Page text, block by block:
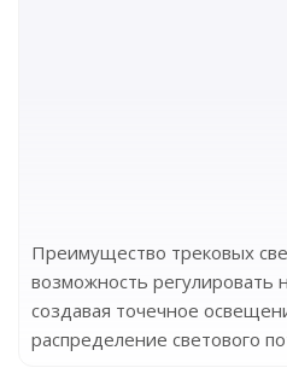
Преимущество трековых
возможность регулировать
создавая точечное
распределение светового